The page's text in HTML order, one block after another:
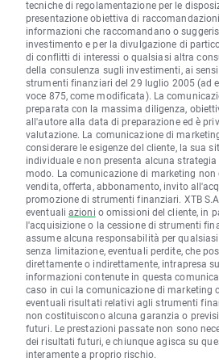
tecniche di regolamentazione per le
presentazione obiettiva di
informazioni che raccomandano o
investimento e per la divulgazione di
di conflitti di interessi o qualsiasi altra
della consulenza sugli investimenti, ai
strumenti finanziari del 29 luglio 2005 (ad
voce 875, come modificata). La
preparata con la massima diligenza,
all'autore alla data di preparazione ed è
valutazione. La comunicazione di
considerare le esigenze del cliente, la sua
individuale e non presenta alcuna
modo. La comunicazione di marketing
vendita, offerta, abbonamento, invito
promozione di strumenti finanziari. XTB
eventuali azioni o omissioni del cliente, in
l'acquisizione o la cessione di strumenti
assume alcuna responsabilità per
senza limitazione, eventuali perdite, che
direttamente o indirettamente, intrapresa
informazioni contenute in questa
caso in cui la comunicazione di marketing
eventuali risultati relativi agli strumenti
non costituiscono alcuna garanzia o
futuri. Le prestazioni passate non sono
dei risultati futuri, e chiunque agisca su
interamente a proprio rischio.